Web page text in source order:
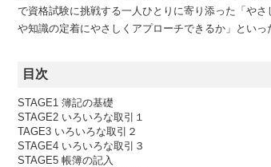
で資格試験に挑戦する一人ひとりに寄り添った「や
や知識の定着にやさしくアプローチできるか」とい
目次
STAGE1 簿記の基礎
STAGE2 いろいろな取引１
TAGE3 いろいろな取引２
STAGE4 いろいろな取引３
STAGE5 帳簿の記入